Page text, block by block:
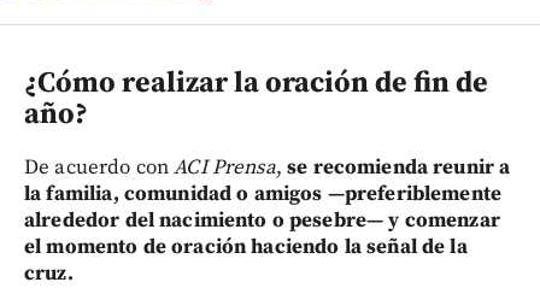
¿Cómo realizar la oración de fin de
año?
De acuerdo conACI Prensa,se recomienda reunir a
la familia, comunidad o amigos —preferiblemente
alrededor del nacimiento o pesebre— y comenzar
el momento de oración haciendo la señal de la
cruz.